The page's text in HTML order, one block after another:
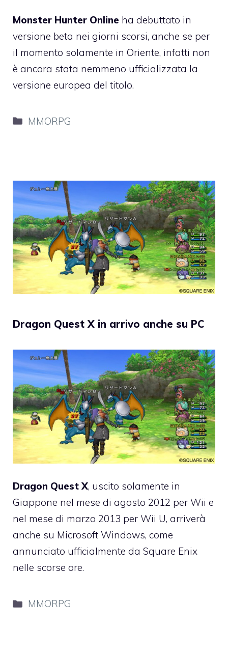
Monster Hunter Online ha debuttato in
versione beta nei giorni scorsi, anche se per
il momento solamente in Oriente, infatti non
è ancora stata nemmeno ufficializzata la
versione europea del titolo.
Categorie
MMORPG
Dragon Quest X in arrivo anche su PC
Dragon Quest X, uscito solamente in
Giappone nel mese di agosto 2012 per Wii e
nel mese di marzo 2013 per Wii U, arriverà
anche su Microsoft Windows, come
annunciato ufficialmente da Square Enix
nelle scorse ore.
Categorie
MMORPG